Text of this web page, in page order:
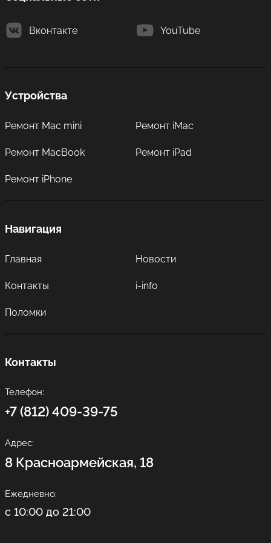
Вконтакте YouTube
Устройства
Ремонт Mac mini Ремонт iMac
Ремонт MacBook Ремонт iPad
Ремонт iPhone
Навигация
Главная Новости
Контакты i-info
Поломки
Контакты
Телефон:
+7 (812) 409-39-75
Адрес:
8 Красноармейская, 18
Ежедневно:
с 10:00 до 21:00